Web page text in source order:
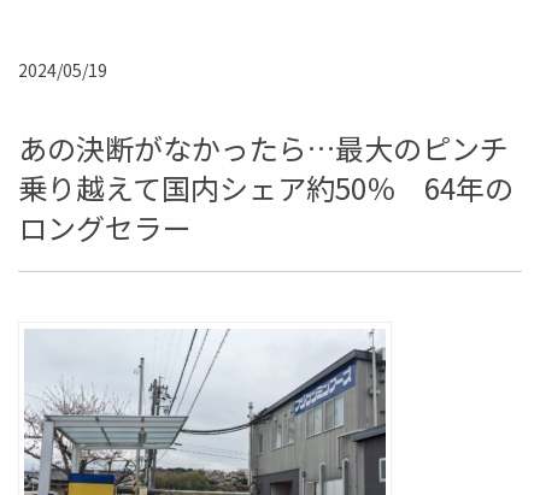
2024/05/19
あの決断がなかったら…最大のピンチ
乗り越えて国内シェア約50％ 64年の
ロングセラー